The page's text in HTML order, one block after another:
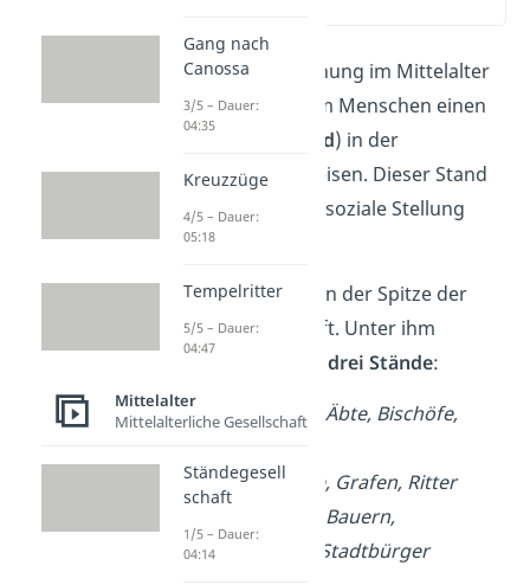
In der Ständeordnung im Mittelalter
konntest du jedem Menschen einen
Stand) in der
Gesellschaft zuweisen. Dieser Stand
zeigte dir, welche soziale Stellung
jemand hatte.
Der König stand an der Spitze der
Ständegesellschaft. Unter ihm
drei Stände:
Klerus:Papst, Äbte, Bischöfe,
Adel:Herzöge, Grafen, Ritter
Bauern,
Handwerker, Stadtbürger
Gang nach
Canossa
3/5 – Dauer:
04:35
Kreuzzüge
4/5 – Dauer:
05:18
Tempelritter
5/5 – Dauer:
04:47
Mittelalter
Mittelalterliche Gesellschaft
Ständegesell
schaft
1/5 – Dauer:
04:14